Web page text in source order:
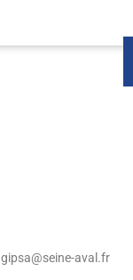
gipsa@seine-aval.fr